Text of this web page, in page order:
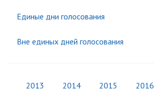
Единые дни голосования
Вне единых дней голосования
2013 2014 2015 2016